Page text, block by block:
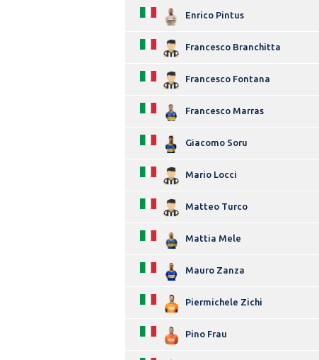
Enrico Pintus
Francesco Branchitta
Francesco Fontana
Francesco Marras
Giacomo Soru
Mario Locci
Matteo Turco
Mattia Mele
Mauro Zanza
Piermichele Zichi
Pino Frau